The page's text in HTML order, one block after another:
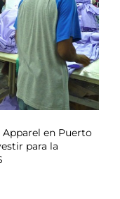
en Puerto
para la